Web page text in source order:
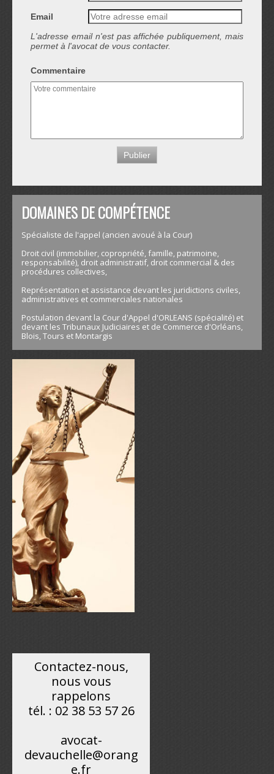
Email
L'adresse email n'est pas affichée publiquement, mais
permet à l'avocat de vous contacter.
Commentaire
DOMAINES DE COMPÉTENCE
Spécialiste de l'appel (ancien avoué à la Cour)
Droit civil (immobilier, copropriété, famille, patrimoine,
responsabilité), droit administratif, droit commercial & des
procédures collectives,
Représentation et assistance devant les juridictions civiles,
administratives et commerciales nationales
Postulation devant la Cour d'Appel d'ORLEANS (spécialité) et
devant les Tribunaux Judiciaires et de Commerce d'Orléans,
Blois, Tours et Montargis
Contactez-nous,
nous vous
rappelons
tél. : 02 38 53 57 26
avocat-
devauchelle@orang
e.fr